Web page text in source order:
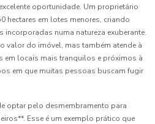
oportunidade. Um proprietário
hectares em lotes menores, criando
numa natureza exuberante.
valor do imóvel, mas também atende à
em locais mais tranquilos e próximos à
em que muitas pessoas buscam fugir
optar pelo desmembramento para
Esse é um exemplo prático que